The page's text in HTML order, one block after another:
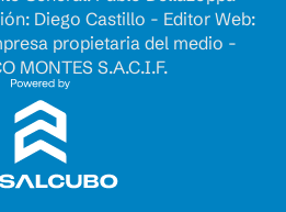
Diego Castillo - Editor Web:
propietaria del medio -
MONTES S.A.C.I.F.